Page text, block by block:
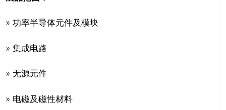
» 功率半导体元件及模块
» 集成电路
» 无源元件
» 电磁及磁性材料